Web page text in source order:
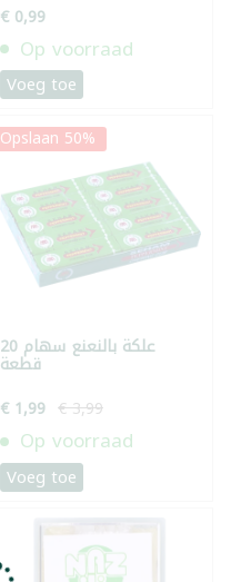
€ 0,99
Op voorraad
Voeg toe
Opslaan 50%
علكة بالنعنع سهام 20
قطعة
€ 1,99 € 3,99
Op voorraad
Voeg toe